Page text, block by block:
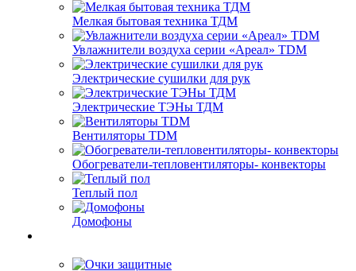
Мелкая бытовая техника ТДМ
Увлажнители воздуха серии «Ареал» TDM
Электрические сушилки для рук
Электрические ТЭНы ТДМ
Вентиляторы TDM
Обогреватели-тепловентиляторы- конвекторы
Теплый пол
Домофоны